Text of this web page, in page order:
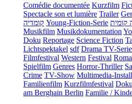
Comédie documentée Kurzfilm
Spectacle son et lumière Trailer
קומדיה Young-Fiction-Serie קומית
Musikfilm Musikdokumentation
Doku Reportage Science Fiction
Lichtspektakel sdf Drama TV-Serie
Filmfestival Western Festival
Spielfilm Genres Horror-Thriller
Crime TV-Show Multimedia-
Familienfilm Kurzfilmfestival
am Berghain Berlin Familie /